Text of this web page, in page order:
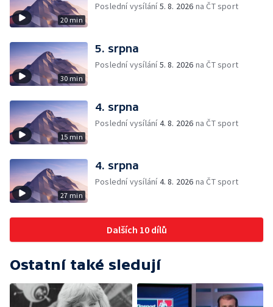
20 min
Poslední vysílání5. 8. 2026 na ČT sport
30 min
5. srpna
Poslední vysílání5. 8. 2026 na ČT sport
15 min
4. srpna
Poslední vysílání4. 8. 2026 na ČT sport
27 min
4. srpna
Poslední vysílání4. 8. 2026 na ČT sport
Dalších 10 dílů
Ostatní také sledují